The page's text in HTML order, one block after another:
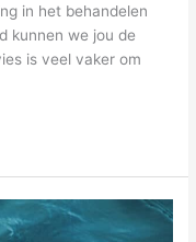
in het behandelen
kunnen we jou de
is veel vaker om